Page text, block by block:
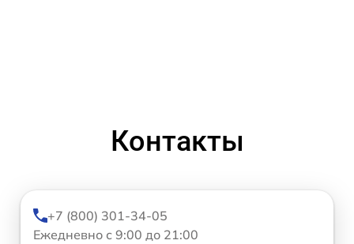
Контакты
+7 (800) 301-34-05
Ежедневно с 9:00 до 21:00